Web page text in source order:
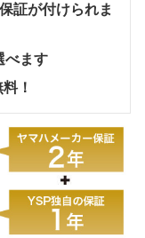
証が付けられま
べます
！